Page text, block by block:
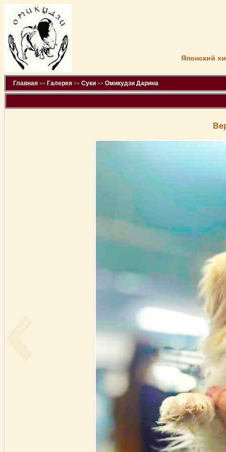
Японский
Главная >> Галерея >> Суки >> Омикудзи Дарина